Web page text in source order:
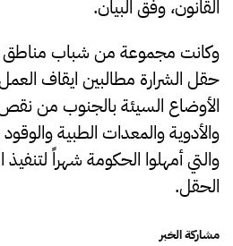
القانون، وفق البيان.
وكانت مجموعة من شباب مناطق
حقل الشرارة مطالبين ايقاف
الأوضاع السيئة بالجنوب من نقص
والأدوية والمعدات الطبية
والتي أمهلوا الحكومة شهراً
الحقل.
مشاركة الخبر